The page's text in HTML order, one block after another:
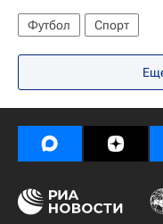
Футбол
Спорт
Международная